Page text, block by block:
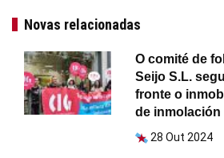
Novas relacionadas
O comité de
Seijo S.L.
fronte o
de inmolación
28 Out 2024